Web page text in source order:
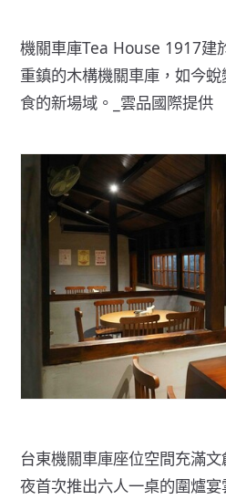
機關車庫Tea House 1917建
重鎮的木構機關車庫，如今
食的新場域。_雲品國際提供
台東機關車庫座位空間充滿
夜首次推出六人一桌的圍爐